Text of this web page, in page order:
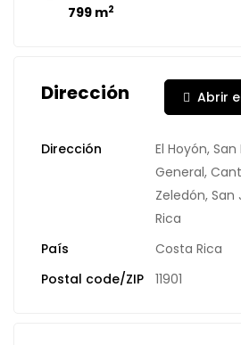
799 m2
Dirección Abrir
Dirección
El Hoyón, San
General,
Zeledón, San
Rica
País
Costa Rica
Postal code/ZIP
11901